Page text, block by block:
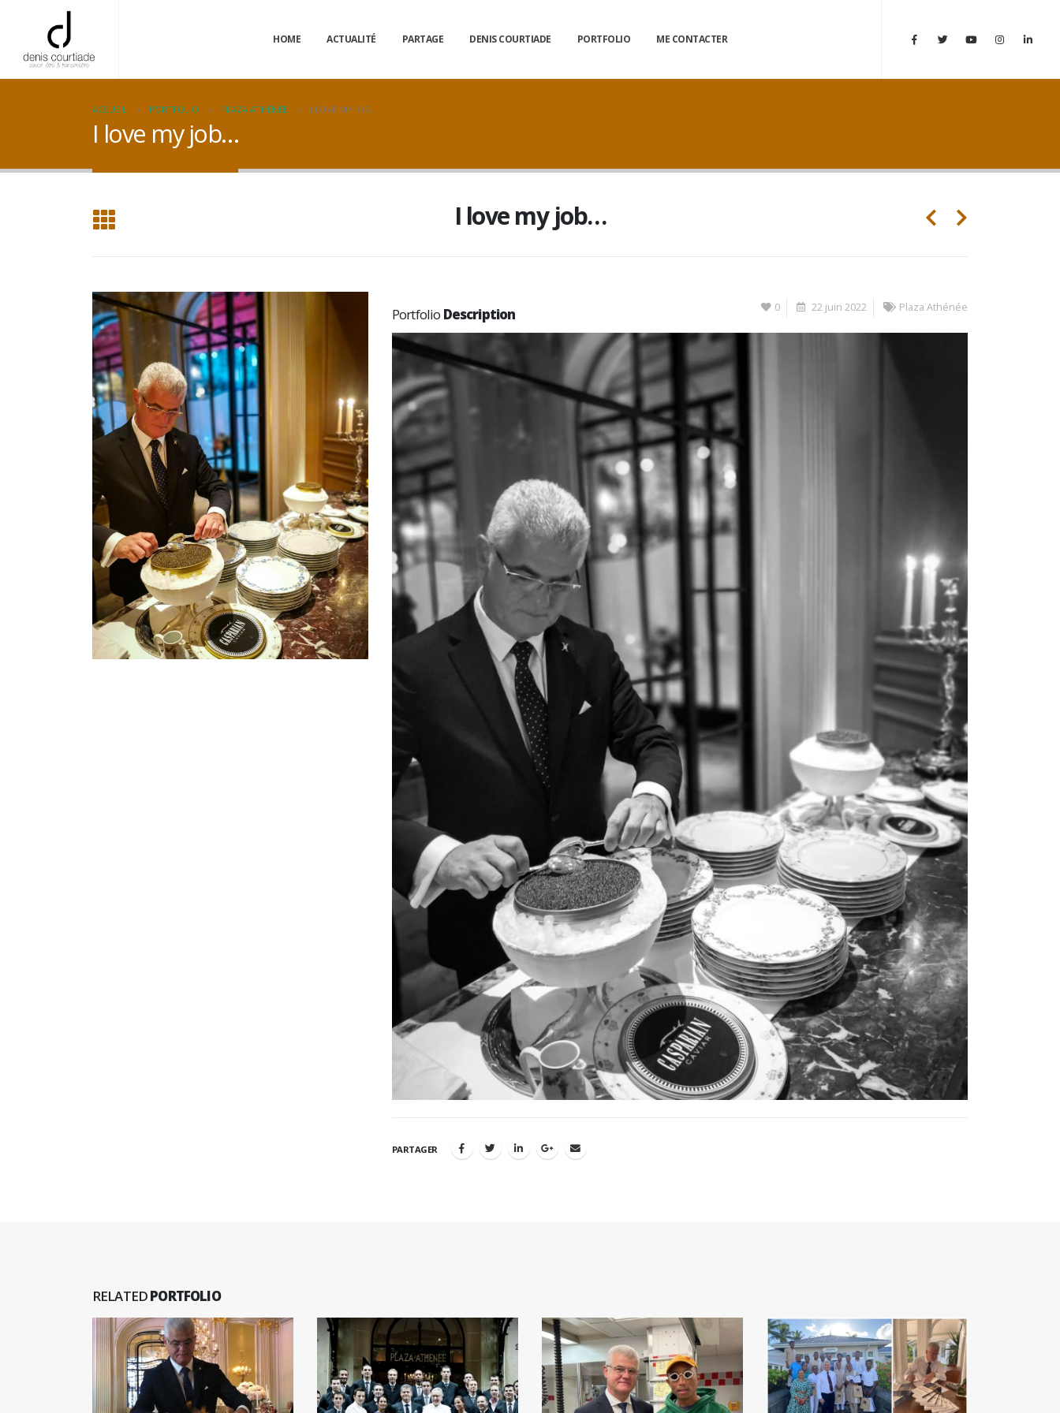
HOME ACTUALITÉ PARTAGE DENIS COURTIADE PORTFOLIO ME CONTACTER
ACCUEIL PORTFOLIO PLAZA ATHÉNÉE I LOVE MY JOB…
I love my job…
I love my job…
Portfolio Description 0 22 juin 2022 Plaza Athénée
PARTAGER
RELATEDPORTFOLIO